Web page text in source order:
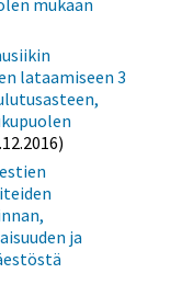
lataamiseen 3
ja